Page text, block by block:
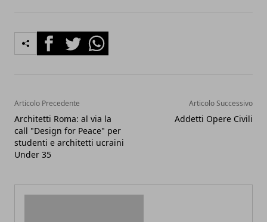
FacebookTwitterWhatsapp
Articolo Precedente
Architetti Roma: al via la
call "Design for Peace" per
studenti e architetti ucraini
Under 35
Articolo Successivo
Addetti Opere Civili